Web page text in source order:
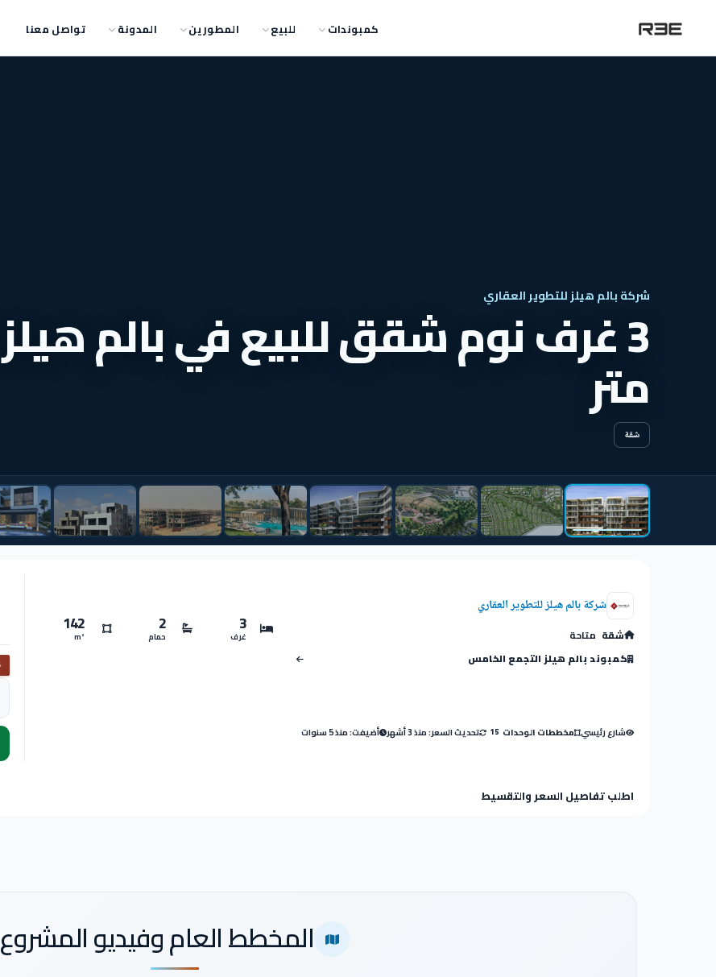
كمبوندات للبيع المطورين المدونة تواصل معنا
شركة بالم هيلز للتطوير العقاري
متر
شقة
شركة بالم هيلز للتطوير العقاري
شقة متاحة
كمبوند بالم هيلز التجمع الخامس
3
غرف
2
حمام
142
m²
شارع رئيسي مخططات الوحدات 15 تحديث السعر: منذ 3 أشهر أضيفت: منذ 5 سنوات
اطلب تفاصيل السعر والتقسيط
المخطط العام وفيديو المشروع